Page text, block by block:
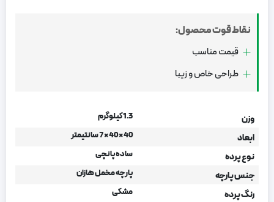
نقاط قوت محصول:
قیمت مناسب
طراحی خاص و زیبا
وزن 1.3 کیلوگرم
ابعاد 40 × 40 × 7 سانتیمتر
نوع پرده ساده پانچی
جنس پارچه پارچه مخمل هازان
رنگ پرده مشکی